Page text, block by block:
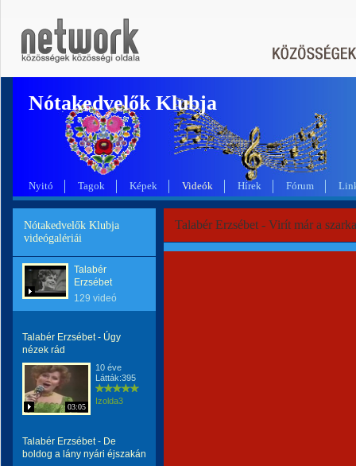
Nótakedvelők Klubja
Nyitó Tagok Képek Videók Hírek Fórum
Nótakedvelők Klubja
videógalériái
Talabér
Erzsébet
129 videó
Talabér Erzsébet - Úgy
nézek rád
03:05
10 éve
Látták:395
Izolda3
Talabér Erzsébet - De
boldog a lány nyári éjszakán
Talabér Erzsébet - Virít már a